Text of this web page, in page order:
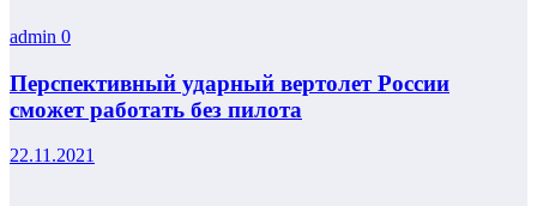
admin 0
Перспективный ударный вертолет России
сможет работать без пилота
22.11.2021